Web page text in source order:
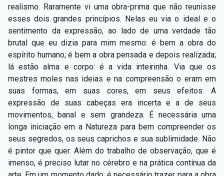
realismo. Raramente vi uma obra-prima que não reunisse
esses dois grandes princípios. Nelas eu via o ideal e o
sentimento da expressão, ao lado de uma verdade tão
brutal que eu dizia para mim mesmo: é bem a obra do
espírito humano; é bem a obra pensada e depois realizada;
lá estão alma e corpo: é a vida inteirinha. Via que os
mestres moles nas ideias e na compreensão o eram em
suas formas, em suas cores, em seus efeitos. A
expressão de suas cabeças era incerta e a de seus
movimentos, banal e sem grandeza. É necessária uma
longa iniciação em a Natureza para bem compreender os
seus segredos, os seus caprichos e sua sublimidade. Não
é pintor que quer. Além do trabalho de observação, que é
imenso, é preciso lutar no cérebro e na prática contínua da